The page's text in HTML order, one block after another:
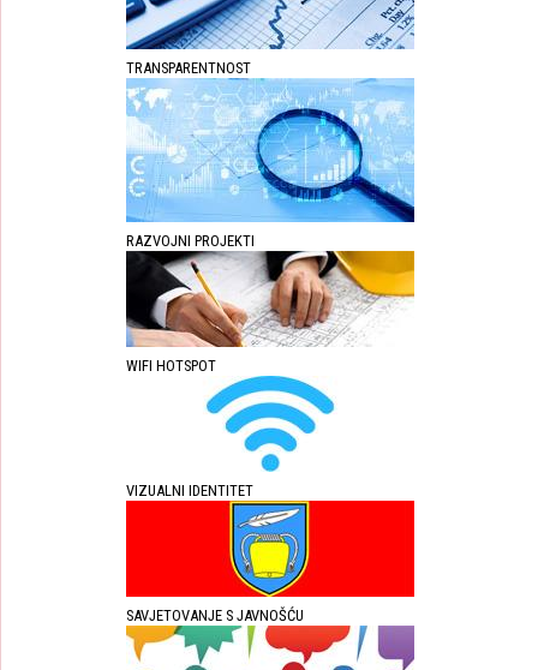
TRANSPARENTNOST
RAZVOJNI PROJEKTI
WIFI HOTSPOT
VIZUALNI IDENTITET
SAVJETOVANJE S JAVNOŠĆU